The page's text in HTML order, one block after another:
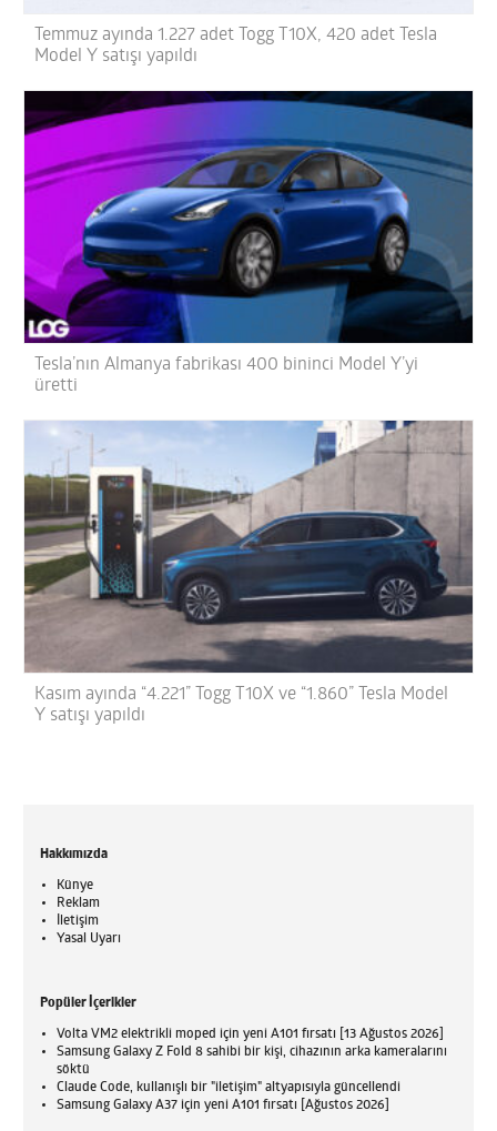
Temmuz ayında 1.227 adet Togg T10X, 420 adet Tesla
Model Y satışı yapıldı
Tesla’nın Almanya fabrikası 400 bininci Model Y’yi
üretti
Kasım ayında “4.221” Togg T10X ve “1.860” Tesla Model
Y satışı yapıldı
Hakkımızda
Künye
Reklam
İletişim
Yasal Uyarı
Popüler İçerikler
Volta VM2 elektrikli moped için yeni A101 fırsatı [13 Ağustos 2026]
Samsung Galaxy Z Fold 8 sahibi bir kişi, cihazının arka kameralarını
söktü
Claude Code, kullanışlı bir "iletişim" altyapısıyla güncellendi
Samsung Galaxy A37 için yeni A101 fırsatı [Ağustos 2026]